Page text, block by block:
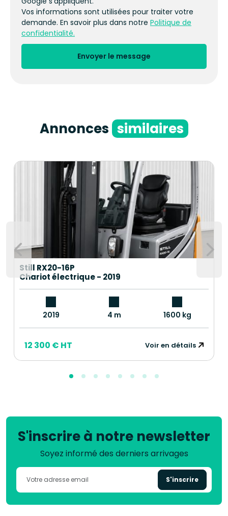
Vos informations sont utilisées pour traiter votre
demande. En savoir plus dans notre Politique de
confidentialité.
Envoyer le message
Annonces similaires
Still RX20-16P
Chariot électrique - 2019
2019 4 m 1600 kg
12 300 € HT Voir en détails
S'inscrire à notre newsletter
Soyez informé des derniers arrivages
S'inscrire